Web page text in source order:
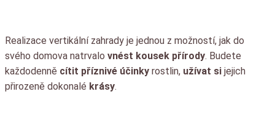
Realizace vertikální zahrady je jednou z možností, jak do
svého domova natrvalo vnést kousek přírody. Budete
každodenně cítit příznivé účinky rostlin, užívat si jejich
přirozeně dokonalé krásy.